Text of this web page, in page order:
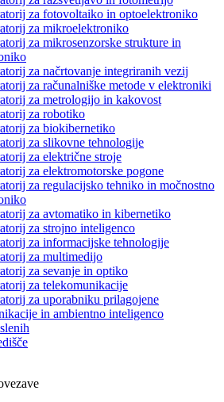
za fotovoltaiko in optoelektroniko
za mikroelektroniko
za mikrosenzorske strukture in
za načrtovanje integriranih vezij
za računalniške metode v elektroniki
za metrologijo in kakovost
za robotiko
za biokibernetiko
za slikovne tehnologije
za električne stroje
za elektromotorske pogone
za regulacijsko tehniko in močnostno
za avtomatiko in kibernetiko
za strojno inteligenco
za informacijske tehnologije
za multimedijo
za sevanje in optiko
za telekomunikacije
za uporabniku prilagojene
in ambientno inteligenco